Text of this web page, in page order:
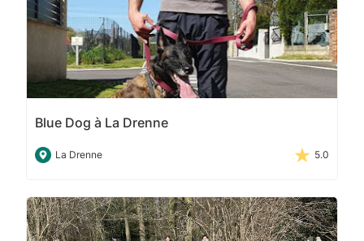
Blue Dog à La Drenne
La Drenne 5.0